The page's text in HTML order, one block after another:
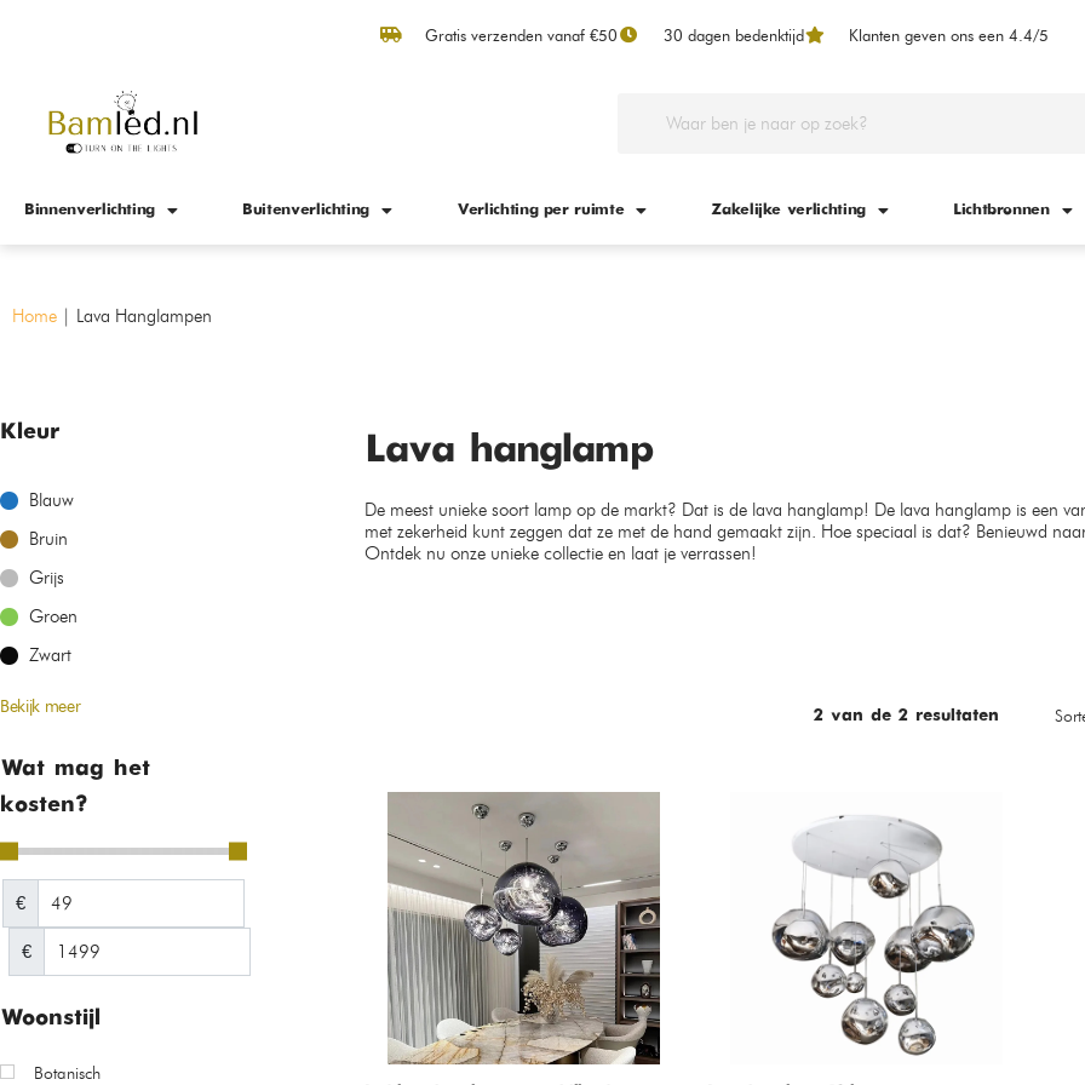
Gratis verzenden vanaf €50 30 dagen bedenktijd Klanten geven ons een 4.4/5
Binnenverlichting Buitenverlichting Verlichting per ruimte Zakelijke verlichting Lichtbronnen
Home | Lava Hanglampen
Kleur
Blauw
Bruin
Grijs
Groen
Zwart
Bekijk meer
Wat mag het
kosten?
€
€
Woonstijl
Botanisch
Lava hanglamp
De meest unieke soort lamp op de markt? Dat is de lava hanglamp! De lava hanglamp is een
met zekerheid kunt zeggen dat ze met de hand gemaakt zijn. Hoe speciaal is dat? Benieuwd
Ontdek nu onze unieke collectie en laat je verrassen!
2 van de 2 resultaten